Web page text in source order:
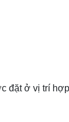
đặt ở vị trí